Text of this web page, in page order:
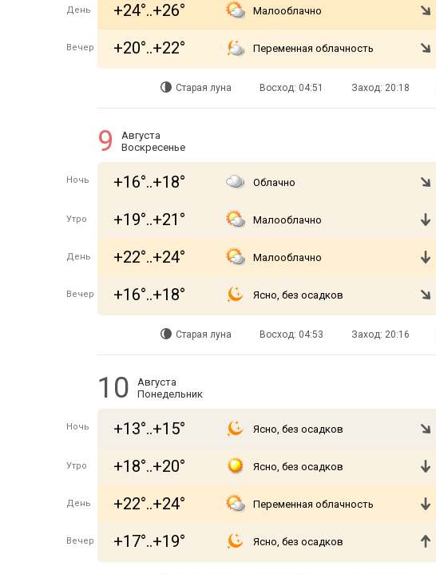
День +24°..+26° Малооблачно
Вечер +20°..+22° Переменная облачность
Старая луна Восход: 04:51 Заход: 20:18
9
Августа
Воскресенье
Ночь +16°..+18° Облачно
Утро +19°..+21° Малооблачно
День +22°..+24° Малооблачно
Вечер +16°..+18° Ясно, без осадков
Старая луна Восход: 04:53 Заход: 20:16
10
Августа
Понедельник
Ночь +13°..+15° Ясно, без осадков
Утро +18°..+20° Ясно, без осадков
День +22°..+24° Переменная облачность
Вечер +17°..+19° Ясно, без осадков